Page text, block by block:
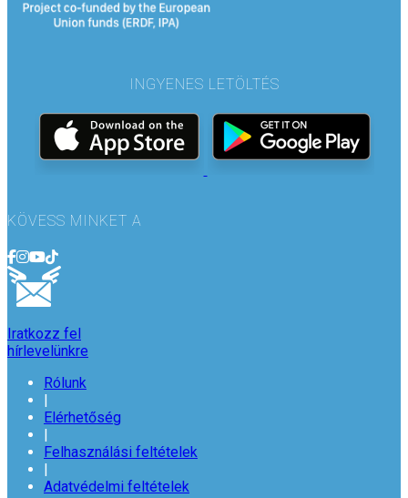
INGYENES LETÖLTÉS
KÖVESS MINKET A
Iratkozz fel
hírlevelünkre
Rólunk
Elérhetőség
Felhasználási feltételek
Adatvédelmi feltételek